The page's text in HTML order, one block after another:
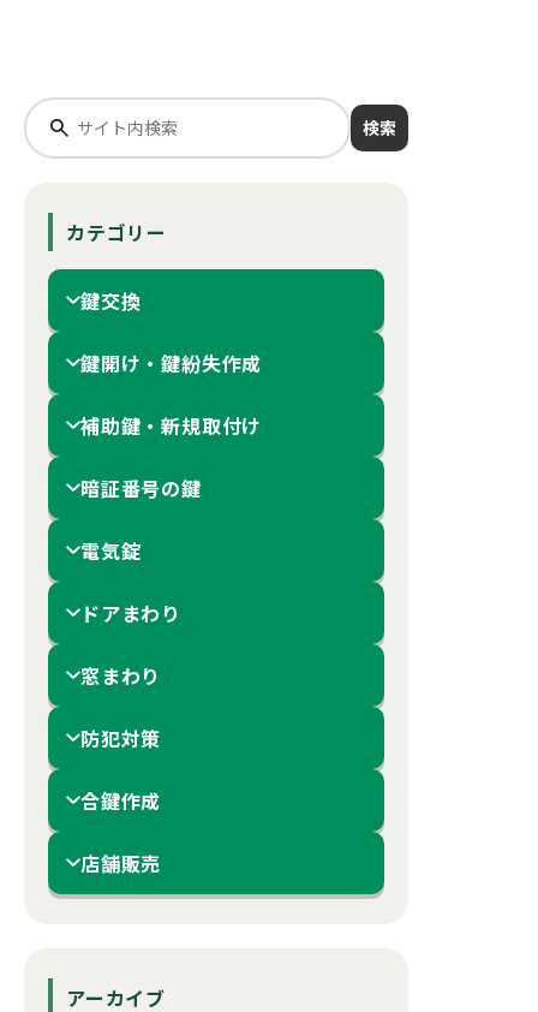
ー
ジ
り
検索
カテゴリー
鍵交換
鍵開け・鍵紛失作成
補助鍵・新規取付け
暗証番号の鍵
電気錠
ドアまわり
窓まわり
防犯対策
合鍵作成
店舗販売
アーカイブ